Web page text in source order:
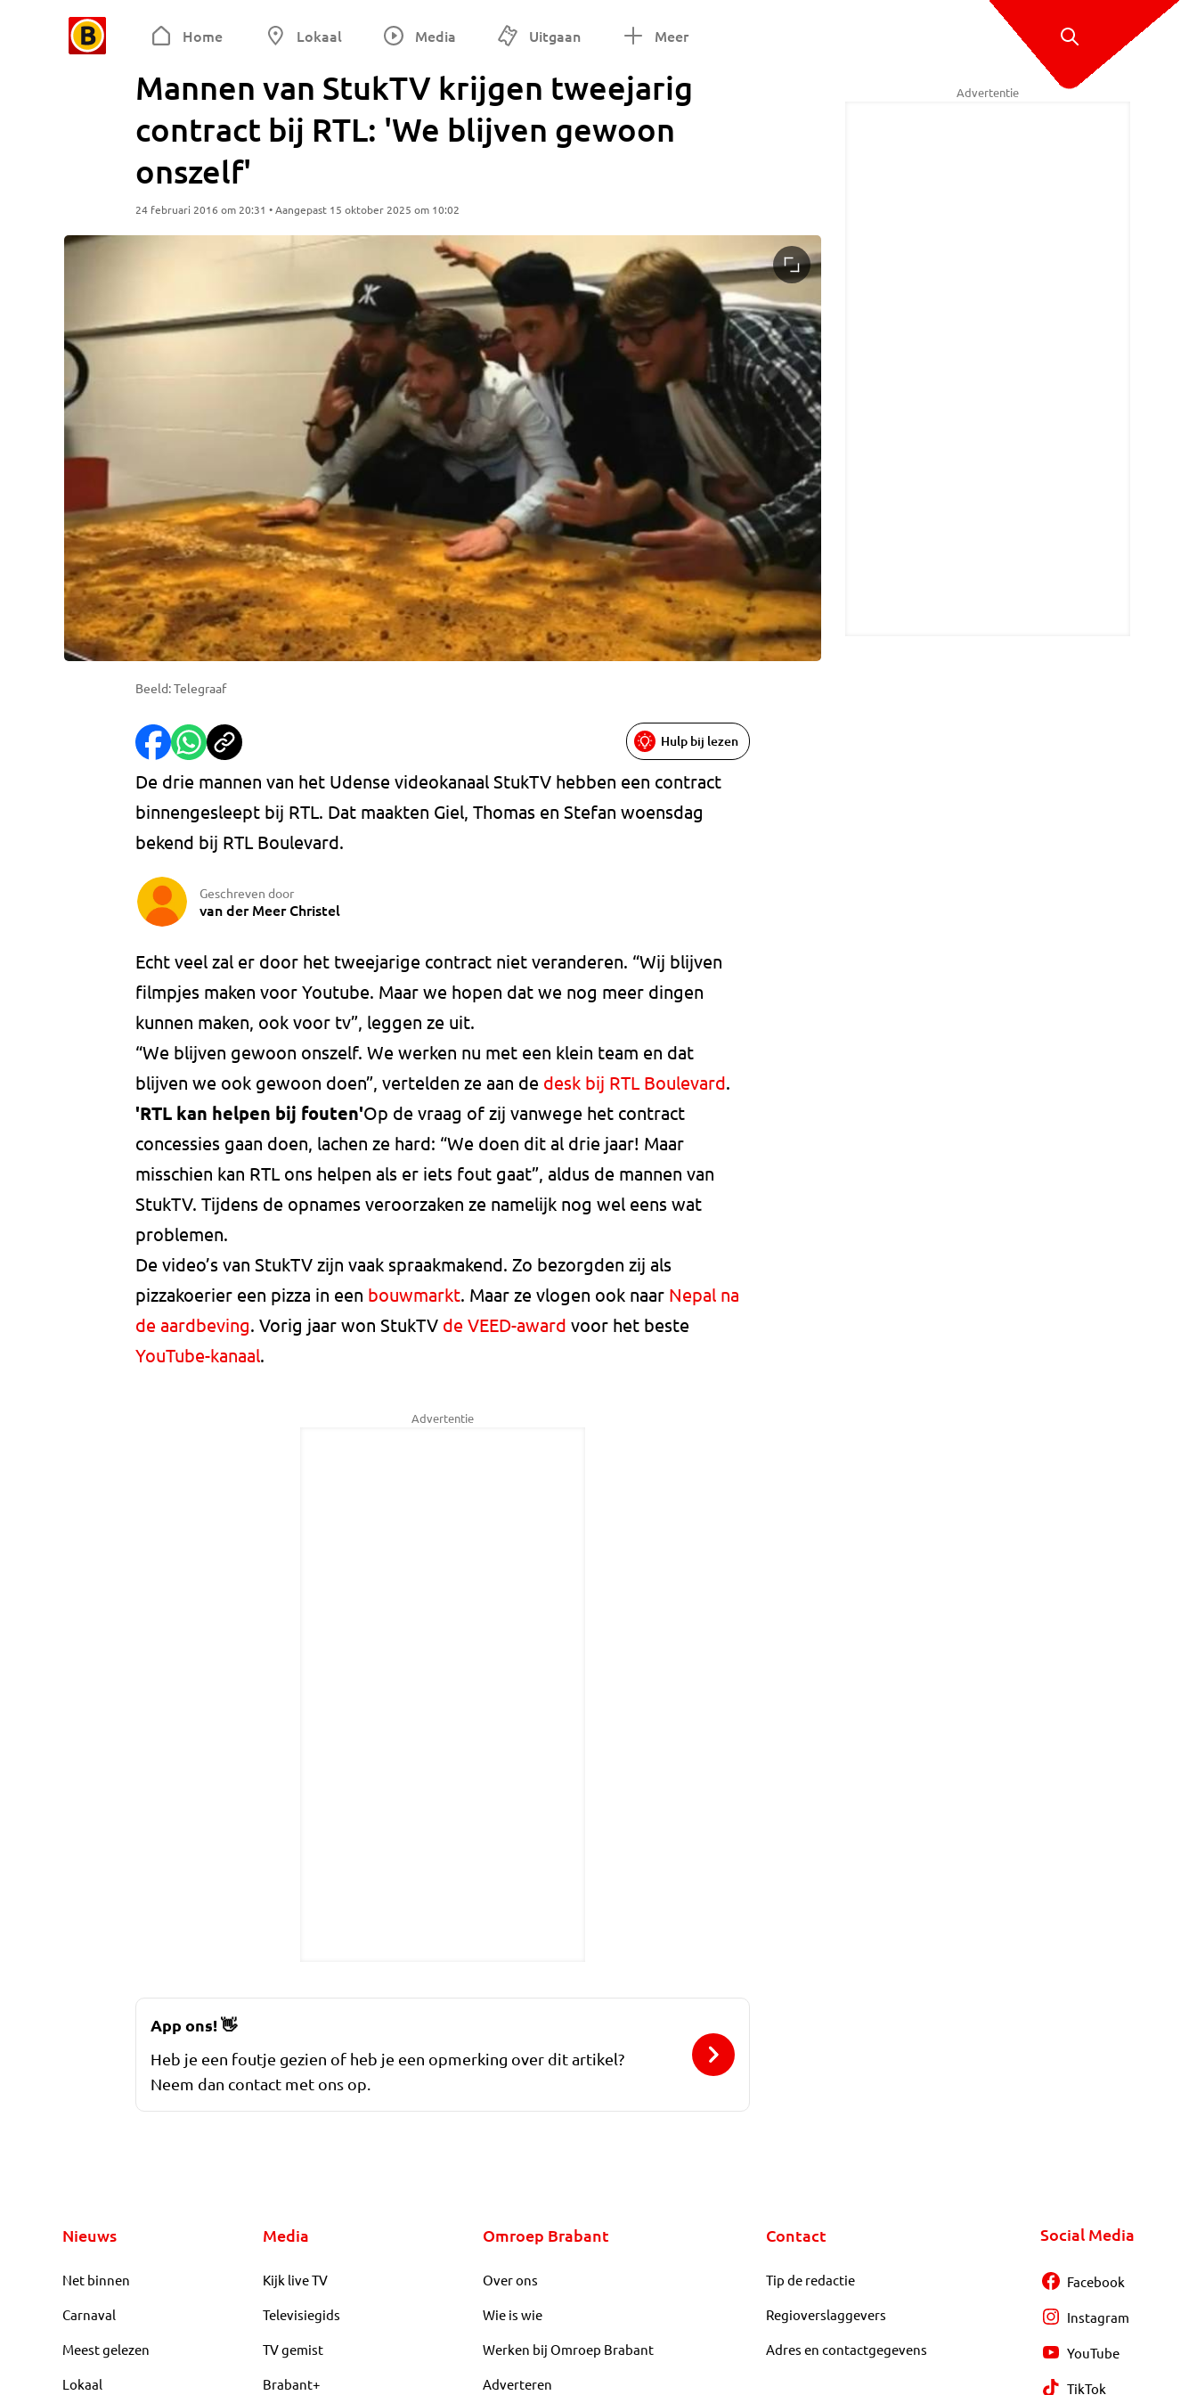
Home Lokaal Media Uitgaan Meer
Mannen van StukTV krijgen tweejarig
contract bij RTL: 'We blijven gewoon
onszelf'
24 februari 2016 om 20:31 • Aangepast 15 oktober 2025 om 10:02
Beeld: Telegraaf
Hulp bij lezen
De drie mannen van het Udense videokanaal StukTV hebben een contract
binnengesleept bij RTL. Dat maakten Giel, Thomas en Stefan woensdag
bekend bij RTL Boulevard.
Geschreven door
van der Meer Christel
Echt veel zal er door het tweejarige contract niet veranderen. “Wij blijven
filmpjes maken voor Youtube. Maar we hopen dat we nog meer dingen
kunnen maken, ook voor tv”, leggen ze uit.
“We blijven gewoon onszelf. We werken nu met een klein team en dat
blijven we ook gewoon doen”, vertelden ze aan de desk bij RTL Boulevard.
'RTL kan helpen bij fouten'Op de vraag of zij vanwege het contract
concessies gaan doen, lachen ze hard: “We doen dit al drie jaar! Maar
misschien kan RTL ons helpen als er iets fout gaat”, aldus de mannen van
StukTV. Tijdens de opnames veroorzaken ze namelijk nog wel eens wat
problemen.
De video’s van StukTV zijn vaak spraakmakend. Zo bezorgden zij als
pizzakoerier een pizza in een bouwmarkt. Maar ze vlogen ook naar Nepal na
de aardbeving. Vorig jaar won StukTV de VEED-award voor het beste
YouTube-kanaal.
Advertentie
Advertentie
App ons!👋
Heb je een foutje gezien of heb je een opmerking over dit artikel?
Neem dan contact met ons op.
Nieuws
Net binnen
Carnaval
Meest gelezen
Lokaal
Media
Kijk live TV
Televisiegids
TV gemist
Brabant+
Omroep Brabant
Over ons
Wie is wie
Werken bij Omroep Brabant
Adverteren
Contact
Tip de redactie
Regioverslaggevers
Adres en contactgegevens
Social Media
Facebook
Instagram
YouTube
TikTok